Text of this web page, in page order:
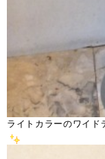
ライトカラーのワイド